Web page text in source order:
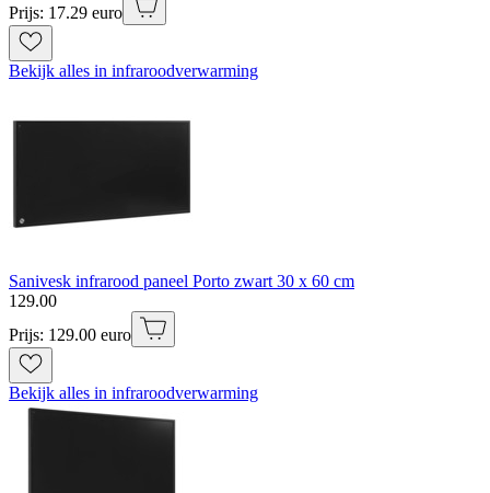
Prijs: 17.29 euro
Bekijk alles in infraroodverwarming
Sanivesk infrarood paneel Porto zwart 30 x 60 cm
129.00
Prijs: 129.00 euro
Bekijk alles in infraroodverwarming